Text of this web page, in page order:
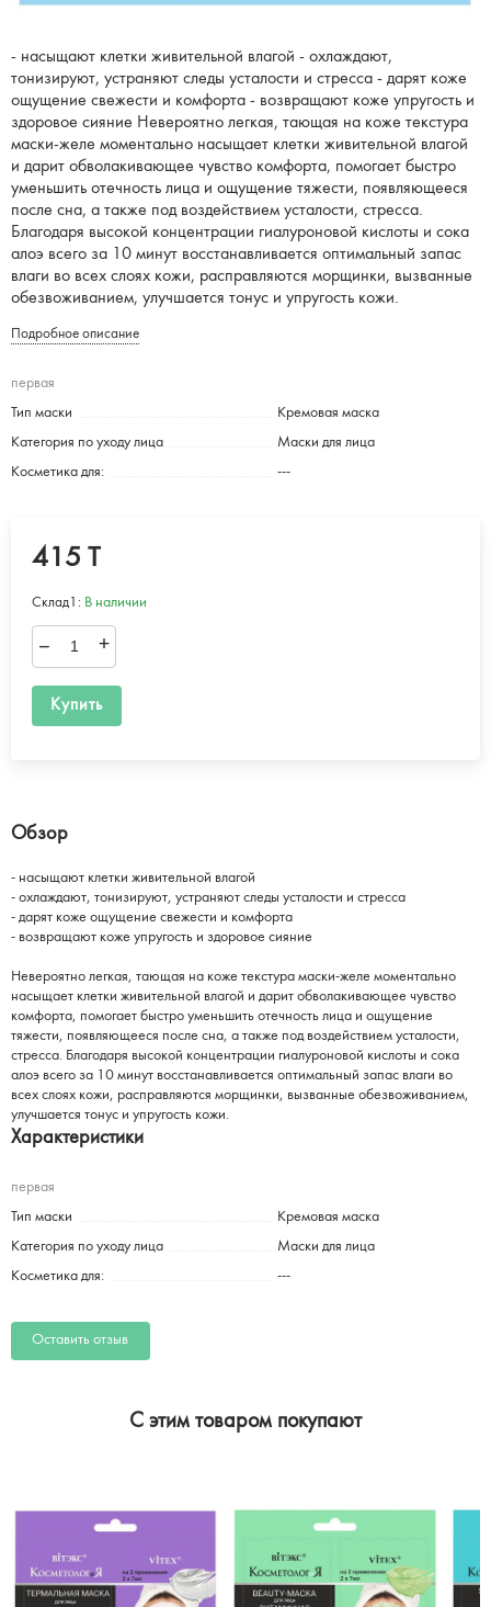
- насыщают клетки живительной влагой - охлаждают,
тонизируют, устраняют следы усталости и стресса - дарят коже
ощущение свежести и комфорта - возвращают коже упругость и
здоровое сияние Невероятно легкая, тающая на коже текстура
маски-желе моментально насыщает клетки живительной влагой
и дарит обволакивающее чувство комфорта, помогает быстро
уменьшить отечность лица и ощущение тяжести, появляющееся
после сна, а также под воздействием усталости, стресса.
Благодаря высокой концентрации гиалуроновой кислоты и сока
алоэ всего за 10 минут восстанавливается оптимальный запас
влаги во всех слоях кожи, расправляются морщинки, вызванные
обезвоживанием, улучшается тонус и упругость кожи.
Подробное описание
первая
Тип маски Кремовая маска
Категория по уходу лица Маски для лица
Косметика для: ---
415 T
Склад1: В наличии
– +
Купить
Обзор
- насыщают клетки живительной влагой
- охлаждают, тонизируют, устраняют следы усталости и стресса
- дарят коже ощущение свежести и комфорта
- возвращают коже упругость и здоровое сияние
Невероятно легкая, тающая на коже текстура маски-желе моментально
насыщает клетки живительной влагой и дарит обволакивающее чувство
комфорта, помогает быстро уменьшить отечность лица и ощущение
тяжести, появляющееся после сна, а также под воздействием усталости,
стресса. Благодаря высокой концентрации гиалуроновой кислоты и сока
алоэ всего за 10 минут восстанавливается оптимальный запас влаги во
всех слоях кожи, расправляются морщинки, вызванные обезвоживанием,
улучшается тонус и упругость кожи.
Характеристики
первая
Тип маски Кремовая маска
Категория по уходу лица Маски для лица
Косметика для: ---
Оставить отзыв
C этим товаром покупают